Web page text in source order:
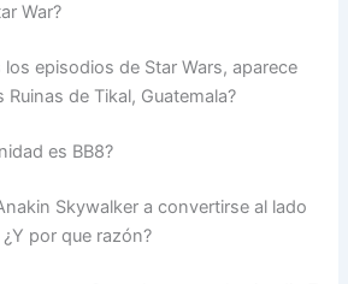
War?
episodios de Star Wars, aparece
de Tikal, Guatemala?
es BB8?
Skywalker a convertirse al lado
por que razón?